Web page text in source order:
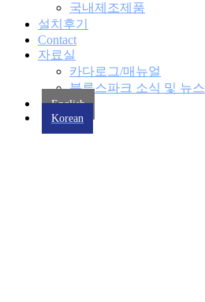
국내제조제품
설치후기
Contact
자료실
카다로그/매뉴얼
블루스파크 소식 및 뉴스
English
Korean